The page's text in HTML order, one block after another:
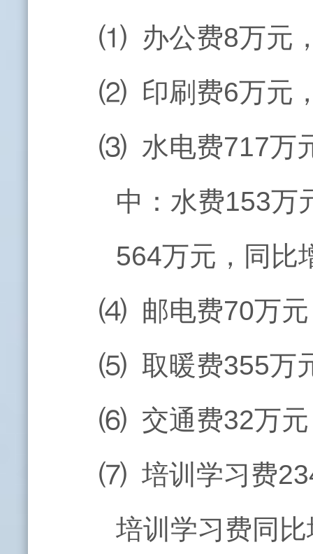
⑴ 办公费8万元
⑵ 印刷费6万元
⑶ 水电费717万
中：水费153万
564万元，同比
⑷ 邮电费70万元
⑸ 取暖费355万
⑹ 交通费32万元
⑺ 培训学习费
培训学习费同